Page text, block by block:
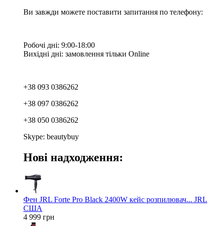
Ви завжди можете поставити запитання по телефону:
Робочі дні: 9:00-18:00
Вихідні дні: замовлення тільки Online
+38 093 0386262
+38 097 0386262
+38 050 0386262
Skype: beautybuy
Нові надходження:
Фен JRL Forte Pro Black 2400W кейс розпилювач... JRL
США
4 999 грн